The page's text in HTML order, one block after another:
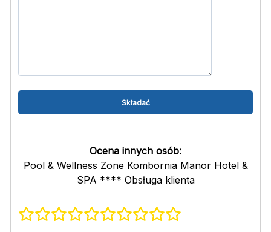
Ocena innych osób:
Pool & Wellness Zone Kombornia Manor Hotel &
SPA **** Obsługa klienta